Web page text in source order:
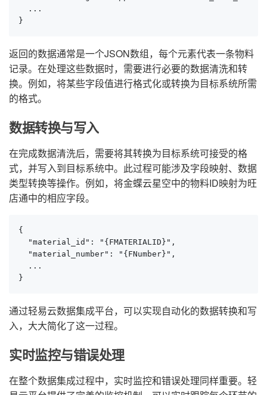
  ...
}
返回的数据通常是一个JSON数组，每个元素代表一条物料
记录。在处理这些数据时，需要进行必要的数据清洗和转
换。例如，将某些字段值进行格式化或转换为目标系统所需
的格式。
数据转换与写入
在完成数据清洗后，需要将其转换为目标系统可接受的格
式，并写入到目标系统中。此过程可能涉及字段映射、数据
类型转换等操作。例如，将金蝶云星空中的物料ID映射为旺
店通中的相应字段。
{
  "material_id": "{FMATERIALID}",
  "material_number": "{FNumber}",
  ...
}
通过轻易云数据集成平台，可以实现自动化的数据转换和写
入，大大简化了这一过程。
实时监控与错误处理
在整个数据集成过程中，实时监控和错误处理同样重要。轻